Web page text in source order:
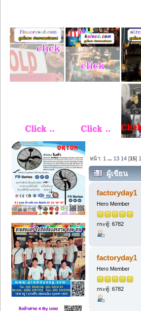
หน้า: 1 ... 13 14 [15]
ผู้เขียน
factoryday1
Hero Member
กระทู้: 6782
factoryday1
Hero Member
กระทู้: 6782